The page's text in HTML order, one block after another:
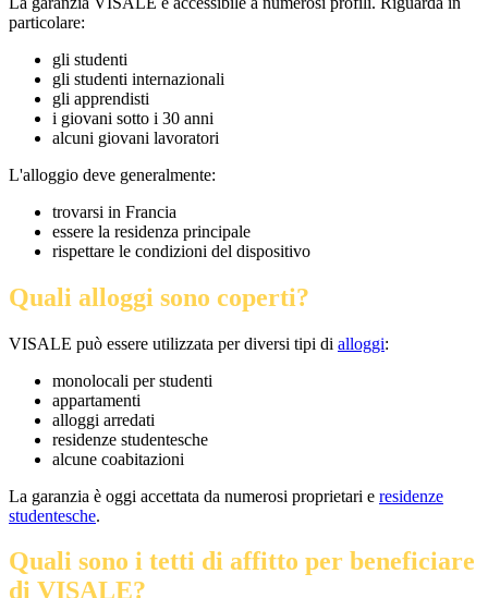
particolare:
gli studenti
gli studenti internazionali
gli apprendisti
i giovani sotto i 30 anni
alcuni giovani lavoratori
L'alloggio deve generalmente:
trovarsi in Francia
essere la residenza principale
rispettare le condizioni del dispositivo
Quali alloggi sono coperti?
VISALE può essere utilizzata per diversi tipi di alloggi:
monolocali per studenti
appartamenti
alloggi arredati
residenze studentesche
alcune coabitazioni
La garanzia è oggi accettata da numerosi proprietari e residenze
studentesche.
Quali sono i tetti di affitto per beneficiare
di VISALE?